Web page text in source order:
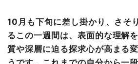
♋ 蟹座（6/22〜7/22）
依存から自立、そして真の相互依
♌ 獅子座（7/23〜8/22）
10月も下旬に差し掛かり、さそ
るこの一週間は、表面的な理解
質や深層に迫る探求心が高まる